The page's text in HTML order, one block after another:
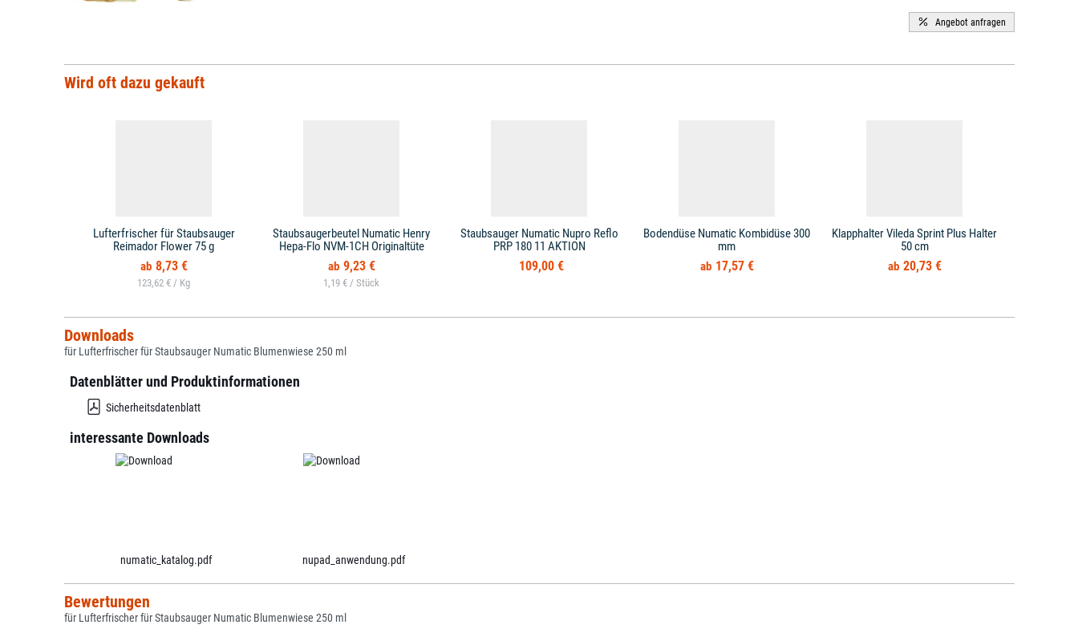
Wird oft dazu gekauft
Lufterfrischer für Staubsauger
Reimador Flower 75 g
8,73 €
123,62 € /
Staubsaugerbeutel Numatic Henry
Hepa-Flo NVM-1CH Originaltüte
9,23 €
1,19 € /
Staubsauger Numatic Nupro Reflo
PRP 180 11 AKTION
109,00 €
Bodendüse Numatic Kombidüse 300
mm
17,57 €
Klapphalter Vileda Sprint Plus Halter
50 cm
20,73 €
Downloads
für Lufterfrischer für Staubsauger Numatic Blumenwiese 250 ml
Datenblätter und Produktinformationen
Sicherheitsdatenblatt
interessante Downloads
numatic_katalog.pdf nupad_anwendung.pdf
Bewertungen
für Lufterfrischer für Staubsauger Numatic Blumenwiese 250 ml